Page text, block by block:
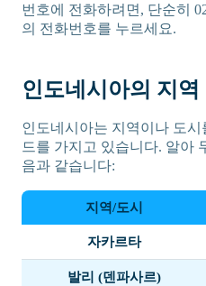
번호에 전화하려면, 단순히
의 전화번호를 누르세요.
인도네시아의 지역
인도네시아는 지역이나 도
드를 가지고 있습니다. 알아
음과 같습니다:
지역/도시
자카르타
발리 (덴파사르)